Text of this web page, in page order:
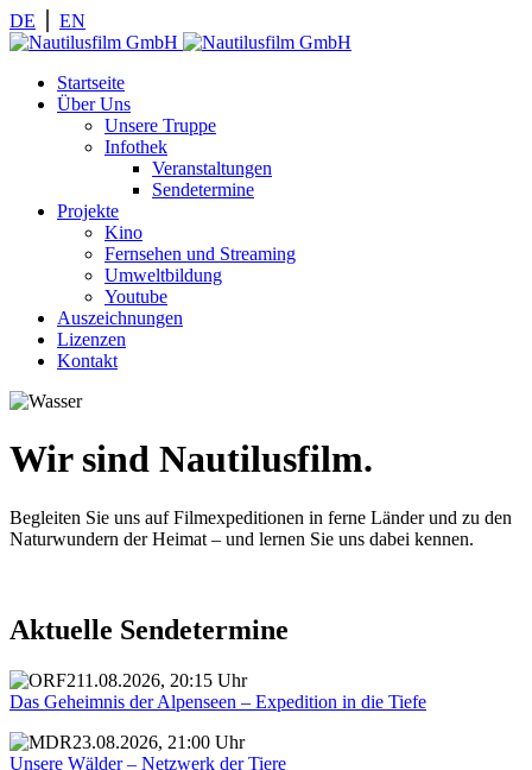
DE EN
Startseite
Über Uns
Unsere Truppe
Infothek
Veranstaltungen
Sendetermine
Projekte
Kino
Fernsehen und Streaming
Umweltbildung
Youtube
Auszeichnungen
Lizenzen
Kontakt
Wir sind Nautilusfilm.
Begleiten Sie uns auf Filmexpeditionen in ferne Länder und zu den
Naturwundern der Heimat – und lernen Sie uns dabei kennen.
Aktuelle Sendetermine
11.08.2026, 20:15 Uhr
Das Geheimnis der Alpenseen – Expedition in die Tiefe
23.08.2026, 21:00 Uhr
Unsere Wälder – Netzwerk der Tiere